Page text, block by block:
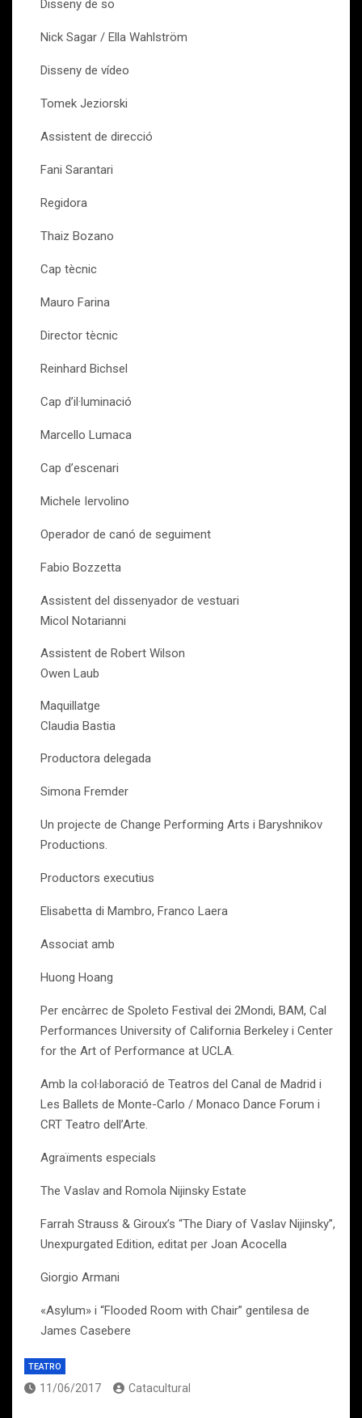
Disseny de so
Nick Sagar / Ella Wahlström
Disseny de vídeo
Tomek Jeziorski
Assistent de direcció
Fani Sarantari
Regidora
Thaiz Bozano
Cap tècnic
Mauro Farina
Director tècnic
Reinhard Bichsel
Cap d’il·luminació
Marcello Lumaca
Cap d’escenari
Michele Iervolino
Operador de canó de seguiment
Fabio Bozzetta
Assistent del dissenyador de vestuari
Micol Notarianni
Assistent de Robert Wilson
Owen Laub
Maquillatge
Claudia Bastia
Productora delegada
Simona Fremder
Un projecte de Change Performing Arts i Baryshnikov
Productions.
Productors executius
Elisabetta di Mambro, Franco Laera
Associat amb
Huong Hoang
Per encàrrec de Spoleto Festival dei 2Mondi, BAM, Cal
Performances University of California Berkeley i Center
for the Art of Performance at UCLA.
Amb la col·laboració de Teatros del Canal de Madrid i
Les Ballets de Monte-Carlo / Monaco Dance Forum i
CRT Teatro dell’Arte.
Agraïments especials
The Vaslav and Romola Nijinsky Estate
Farrah Strauss & Giroux’s “The Diary of Vaslav Nijinsky”,
Unexpurgated Edition, editat per Joan Acocella
Giorgio Armani
«Asylum» i “Flooded Room with Chair” gentilesa de
James Casebere
TEATRO
11/06/2017 Catacultural